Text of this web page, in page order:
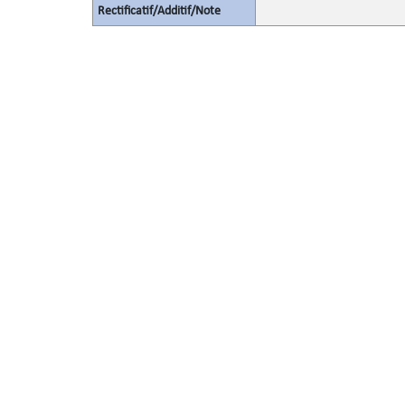
Rectificatif/Additif/Note